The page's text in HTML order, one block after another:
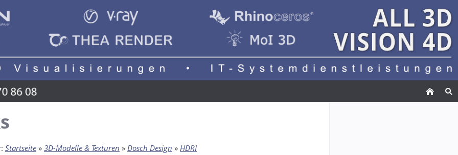
Startseite » 3D-Modelle & Texturen » Dosch Design » HDRI